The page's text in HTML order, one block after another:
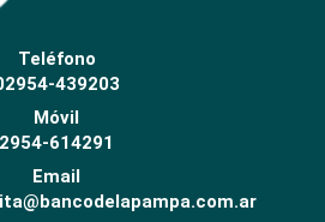
Teléfono
439203
Móvil
2954-614291
Email